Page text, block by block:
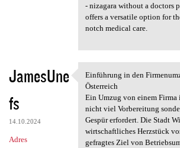
- nizagara without a doctors
offers a versatile option for
notch medical care.
JamesUne
fs
14.10.2024
Adres
Einführung in den
Einführung in den
Österreich
Ein Umzug von einem
nicht viel Vorbereitung
Gespür erfordert. Die Stadt
wirtschaftliches Herzstück
gefragtes Ziel von